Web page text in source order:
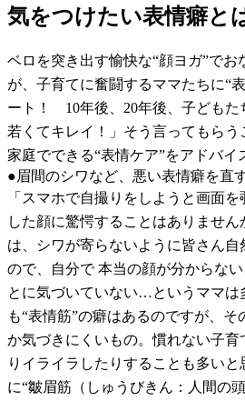
気をつけたい表情癖と
ベロを突き出す愉快な“顔ヨガ”でお
が、子育てに奮闘するママたちに“
ート！ 10年後、20年後、子どもた
若くてキレイ！」そう言ってもら
家庭でできる“表情ケア”をアドバイ
●眉間のシワなど、悪い表情癖を直
「スマホで自撮りをしようと画面
した顔に驚愕することはありませ
は、シワが寄らないように皆さん自
ので、自分で 本当の顔が分からな
とに気づいていない…というママは
も“表情筋”の癖はあるのですが、
か気づきにくいもの。慣れない子育
りイライラしたりすることも多い
に“皺眉筋（しゅうびきん：人間の